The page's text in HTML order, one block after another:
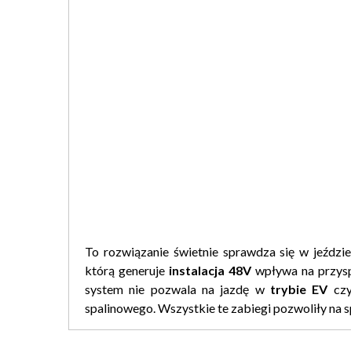
To rozwiązanie świetnie sprawdza się w
którą generuje instalacja 48Vwpływa na
system nie pozwala na jazdę w trybie EV
spalinowego. Wszystkie te zabiegi pozwoliły na